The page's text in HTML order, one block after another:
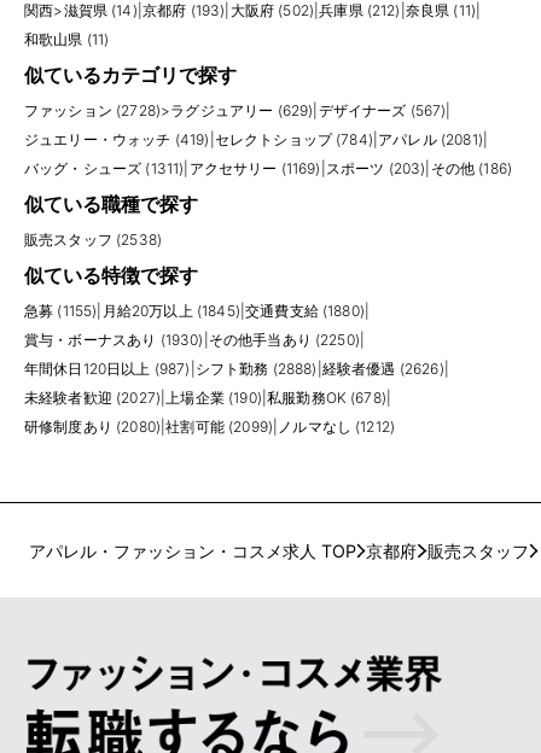
関西>滋賀県 (14) 京都府 (193) 大阪府 (502) |兵庫県 (212) 奈良県 (11)
和歌山県 (11)
似ているカテゴリで探す
ファッション (2728)>ラグジュアリー (629) デザイナーズ (567)
ジュエリー・ウォッチ (419) セレクトショップ (784) アパレル (2081)
バッグ・シューズ (1311) アクセサリー (1169) スポーツ (203) その他 (186)
似ている職種で探す
販売スタッフ (2538)
似ている特徴で探す
急募 (1155) 月給20万以上 (1845) |交通費支給 (1880)
賞与・ボーナスあり (1930) その他手当あり (2250)
年間休日120日以上 (987) シフト勤務 (2888) 経験者優遇 (2626)
未経験者歓迎 (2027) |上場企業 (190) |私服勤務OK (678)
研修制度あり (2080) |社割可能 (2099) ノルマなし (1212)
アパレル・ファッション・コスメ求人 TOP 京都府 販売スタッフ